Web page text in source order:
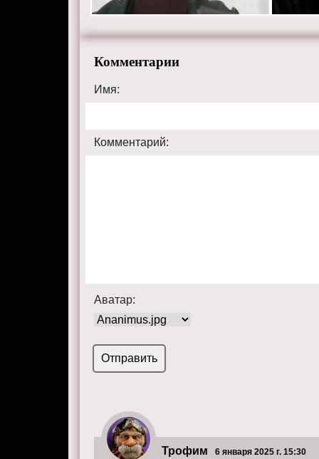
Комментарии
Имя:
Комментарий:
Аватар:
Трофим 6 января 2025 г. 15:30